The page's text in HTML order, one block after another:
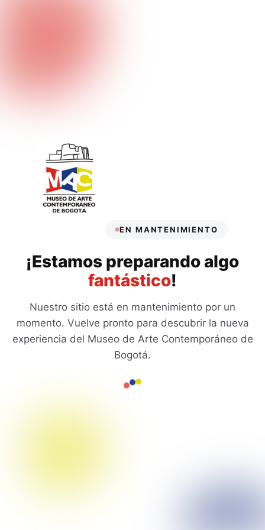
EN MANTENIMIENTO
¡Estamos preparando algo
fantástico!
Nuestro sitio está en mantenimiento por un
momento. Vuelve pronto para descubrir la nueva
experiencia del Museo de Arte Contemporáneo de
Bogotá.